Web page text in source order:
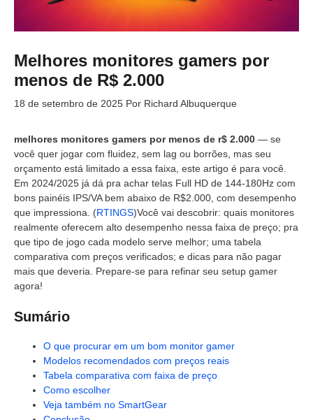
Melhores monitores gamers por
menos de R$ 2.000
18 de setembro de 2025 Por Richard Albuquerque
melhores monitores gamers por menos de r$ 2.000 — se
você quer jogar com fluidez, sem lag ou borrões, mas seu
orçamento está limitado a essa faixa, este artigo é para você.
Em 2024/2025 já dá pra achar telas Full HD de 144-180Hz com
bons painéis IPS/VA bem abaixo de R$2.000, com desempenho
que impressiona. (RTINGS)Você vai descobrir: quais monitores
realmente oferecem alto desempenho nessa faixa de preço; pra
que tipo de jogo cada modelo serve melhor; uma tabela
comparativa com preços verificados; e dicas para não pagar
mais que deveria. Prepare-se para refinar seu setup gamer
agora!
Sumário
O que procurar em um bom monitor gamer
Modelos recomendados com preços reais
Tabela comparativa com faixa de preço
Como escolher
Veja também no SmartGear